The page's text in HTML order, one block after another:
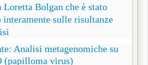
Loretta Bolgan che è stato
interamente sulle risultanze
Analisi metagenomiche su
(papilloma virus)